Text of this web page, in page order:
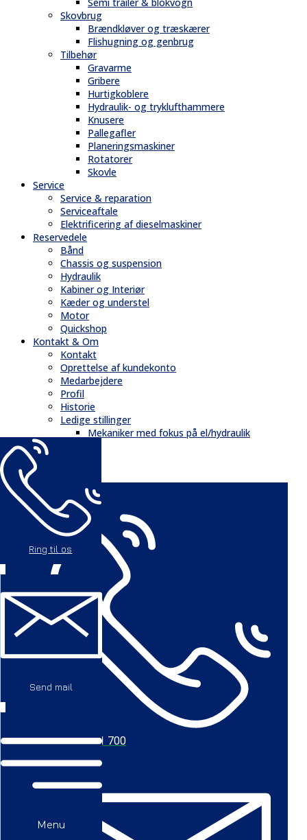
Ring til os
Send mail
Menu
Skovbrug
Brændkløver og træskærer
Flishugning og genbrug
Tilbehør
Gravarme
Gribere
Hurtigkoblere
Hydraulik- og tryklufthammere
Knusere
Pallegafler
Planeringsmaskiner
Rotatorer
Skovle
Service
Service & reparation
Serviceaftale
Elektrificering af dieselmaskiner
Reservedele
Bånd
Chassis og suspension
Hydraulik
Kabiner og Interiør
Kæder og understel
Motor
Quickshop
Kontakt & Om
Kontakt
Oprettelse af kundekonto
Medarbejdere
Profil
Historie
Ledige stillinger
Mekaniker med fokus på el/hydraulik
Nyheder
+45 56 711 700